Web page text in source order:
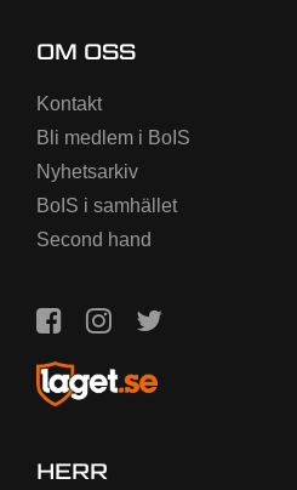
OM OSS
Kontakt
Bli medlem i BoIS
Nyhetsarkiv
BoIS i samhället
Second hand
HERR